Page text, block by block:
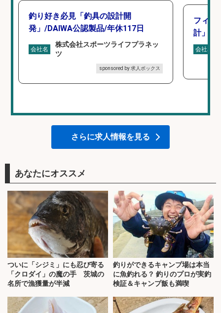
釣り好き必見「釣具の設計開
発」/DAIWA公認製品/年休117日
会社名
株式会社スポーツライフプラネッ
ツ
sponsored by 求人ボックス
フィッ
計」
会社名
さらに求人情報を見る
あなたにオススメ
ついに「シジミ」にも忍び寄る
「クロダイ」の魔の手 茨城の
名所で漁獲量が半減
釣りができるキャンプ場は本当
に魚釣れる？ 釣りのプロが実釣
検証＆キャンプ飯も満喫